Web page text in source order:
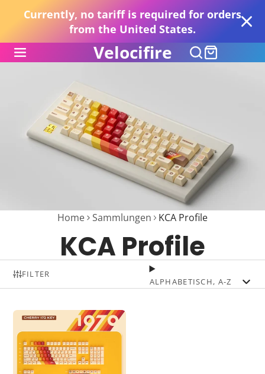
Currently, no tariff is required for orders
from the United States.
Velocifire
Home Sammlungen KCA Profile
KCA Profile
FILTER
ALPHABETISCH, A-Z